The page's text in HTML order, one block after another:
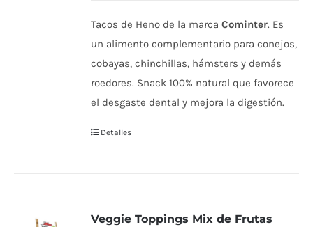
Tacos de Heno de la marcaCominter. Es
un alimento complementario para conejos,
cobayas, chinchillas, hámsters y demás
roedores. Snack 100% natural que favorece
el desgaste dental y mejora la digestión.
Detalles
Veggie Toppings Mix de Frutas